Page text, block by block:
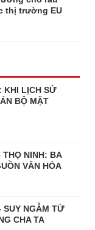
thị trường EU
KHI LỊCH SỬ
BỘ MẶT
NINH: BA
VĂN HÓA
SUY NGẪM TỪ
CHA TA